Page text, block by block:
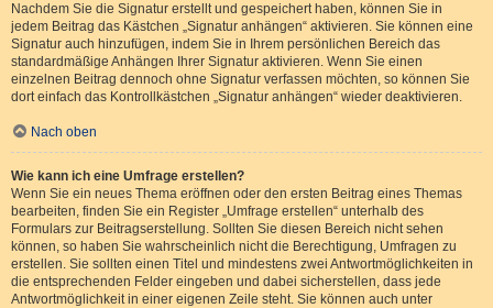
Nachdem Sie die Signatur erstellt und gespeichert haben, können Sie in
jedem Beitrag das Kästchen „Signatur anhängen“ aktivieren. Sie können eine
Signatur auch hinzufügen, indem Sie in Ihrem persönlichen Bereich das
standardmäßige Anhängen Ihrer Signatur aktivieren. Wenn Sie einen
einzelnen Beitrag dennoch ohne Signatur verfassen möchten, so können Sie
dort einfach das Kontrollkästchen „Signatur anhängen“ wieder deaktivieren.
Nach oben
Wie kann ich eine Umfrage erstellen?
Wenn Sie ein neues Thema eröffnen oder den ersten Beitrag eines Themas
bearbeiten, finden Sie ein Register „Umfrage erstellen“ unterhalb des
Formulars zur Beitragserstellung. Sollten Sie diesen Bereich nicht sehen
können, so haben Sie wahrscheinlich nicht die Berechtigung, Umfragen zu
erstellen. Sie sollten einen Titel und mindestens zwei Antwortmöglichkeiten in
die entsprechenden Felder eingeben und dabei sicherstellen, dass jede
Antwortmöglichkeit in einer eigenen Zeile steht. Sie können auch unter